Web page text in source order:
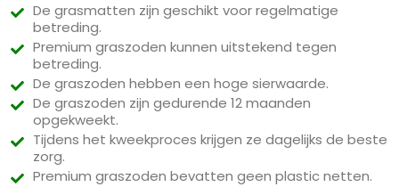
De grasmatten zijn geschikt voor regelmatige
betreding.
Premium graszoden kunnen uitstekend tegen
betreding.
De graszoden hebben een hoge sierwaarde.
De graszoden zijn gedurende 12 maanden
opgekweekt.
Tijdens het kweekproces krijgen ze dagelijks de beste
zorg.
Premium graszoden bevatten geen plastic netten.